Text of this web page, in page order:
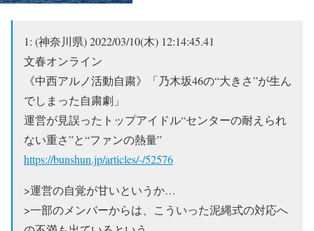
1: (神奈川県)2022/03/10(木) 12:14:45.41
文春オンライン
《中西アルノ活動自粛》「乃木坂46の“大きさ”が生ん
でしまった自粛劇」
運営が見誤ったトップアイドル“センターの耐えられ
ない重さ”と“ファンの熱量”
https://bunshun.jp/articles/-/52576
>運営の自覚が甘いというか…
>一部のメンバーからは、こういった泥縄式の対応へ